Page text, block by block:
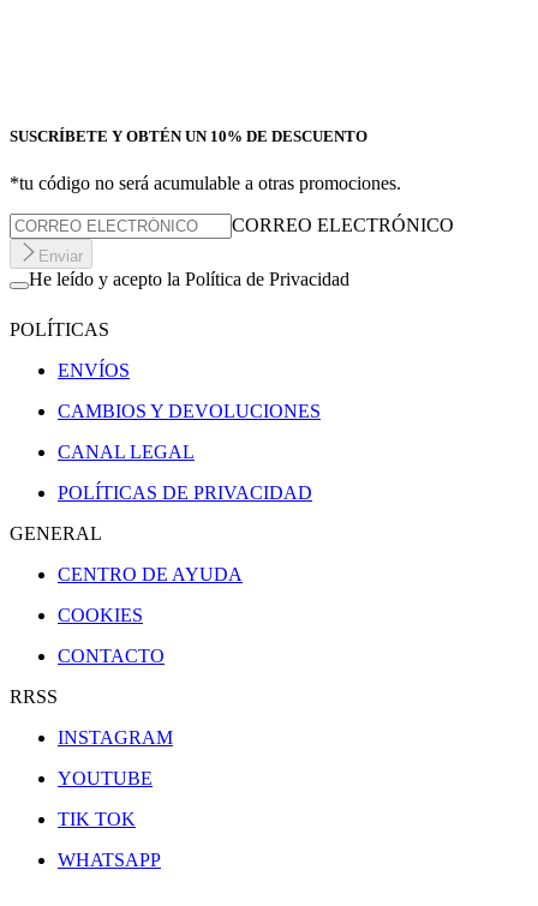
SUSCRÍBETE Y OBTÉN UN 10% DE DESCUENTO
*tu código no será acumulable a otras promociones.
CORREO ELECTRÓNICO
Enviar
He leído y acepto la Política de Privacidad
POLÍTICAS
ENVÍOS
CAMBIOS Y DEVOLUCIONES
CANAL LEGAL
POLÍTICAS DE PRIVACIDAD
GENERAL
CENTRO DE AYUDA
COOKIES
CONTACTO
RRSS
INSTAGRAM
YOUTUBE
TIK TOK
WHATSAPP